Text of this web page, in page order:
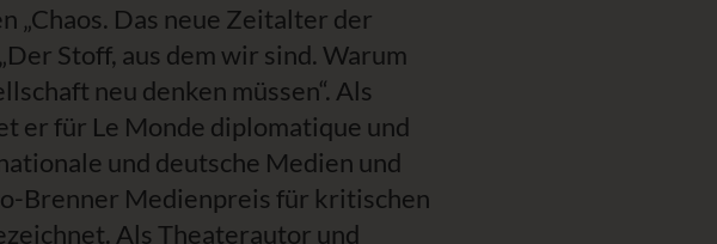
„Chaos. Das neue Zeitalter der
Stoff, aus dem wir sind. Warum
neu denken müssen“. Als
er für Le Monde diplomatique und
und deutsche Medien und
Brenner Medienpreis für kritischen
Als Theaterautor und